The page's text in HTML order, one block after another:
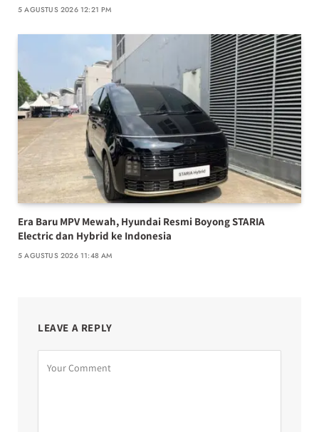
5 AGUSTUS 2026 12:21 PM
Era Baru MPV Mewah, Hyundai Resmi Boyong STARIA
Electric dan Hybrid ke Indonesia
5 AGUSTUS 2026 11:48 AM
LEAVE A REPLY